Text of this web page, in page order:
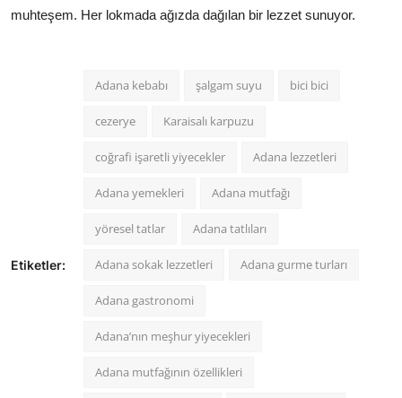
muhteşem. Her lokmada ağızda dağılan bir lezzet sunuyor.
Etiketler:
Adana kebabı şalgam suyu bici bici
cezerye Karaisalı karpuzu
coğrafi işaretli yiyecekler Adana lezzetleri
Adana yemekleri Adana mutfağı
yöresel tatlar Adana tatlıları
Adana sokak lezzetleri Adana gurme turları
Adana gastronomi
Adana’nın meşhur yiyecekleri
Adana mutfağının özellikleri